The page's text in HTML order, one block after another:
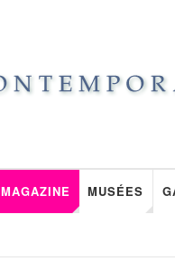
MAGAZINE MUSÉES